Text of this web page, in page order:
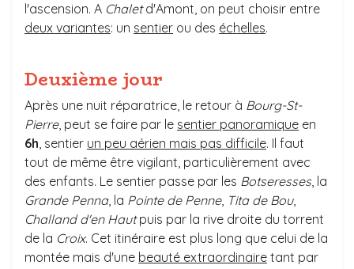
l'ascension. A Chaletd'Amont, on peut choisir entre
deux variantes: un sentier ou des échelles.
Deuxième jour
Après une nuit réparatrice, le retour à Bourg-St-
Pierre, peut se faire par le sentier panoramique en
6h, sentier un peu aérien mais pas difficile. Il faut
tout de même être vigilant, particulièrement avec
des enfants. Le sentier passe par les Botseresses, la
Grande Penna, la Pointe de Penne, Tita de Bou,
Challand d'en Hautpuis par la rive droite du torrent
de la Croix. Cet itinéraire est plus long que celui de la
montée mais d'une beauté extraordinaire tant par